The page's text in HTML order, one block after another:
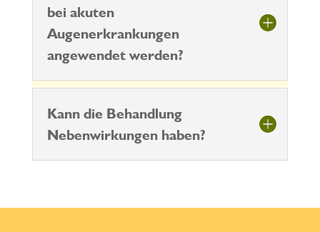
bei akuten
Augenerkrankungen
angewendet werden?
Kann die Behandlung
Nebenwirkungen haben?